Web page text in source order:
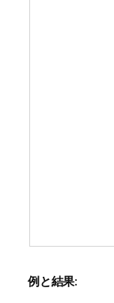
例と結果: